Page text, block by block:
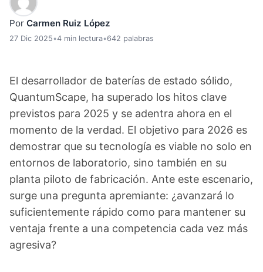
Por Carmen Ruiz López
27 Dic 2025•4 min lectura•642 palabras
El desarrollador de baterías de estado sólido,
QuantumScape, ha superado los hitos clave
previstos para 2025 y se adentra ahora en el
momento de la verdad. El objetivo para 2026 es
demostrar que su tecnología es viable no solo en
entornos de laboratorio, sino también en su
planta piloto de fabricación. Ante este escenario,
surge una pregunta apremiante: ¿avanzará lo
suficientemente rápido como para mantener su
ventaja frente a una competencia cada vez más
agresiva?